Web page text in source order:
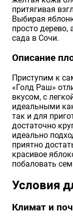
притягивая
Выбирая
просто
сада в Сочи.
Описание
Приступим к
«Голд Раш»
вкусом, с
идеальными
так и для
достаточно
идеально
приятно
красивое
побаловать
Условия
Климат и